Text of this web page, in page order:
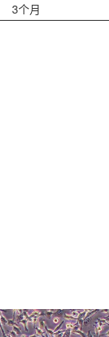
3个月